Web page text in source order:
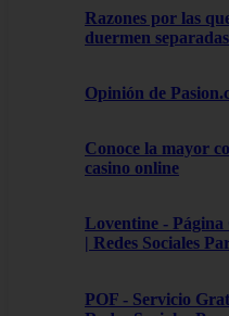
Razones por las
duermen
Opinión de
Conoce la mayor
casino online
Loventine -
| Redes Sociales
POF - Servicio